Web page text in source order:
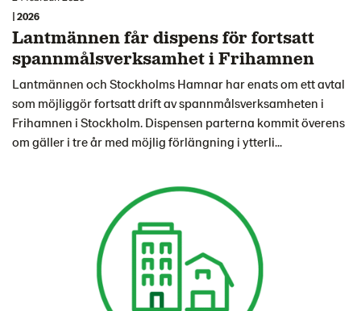
| 2026
Lantmännen får dispens för fortsatt
spannmålsverksamhet i Frihamnen
Lantmännen och Stockholms Hamnar har enats om ett avtal
som möjliggör fortsatt drift av spannmålsverksamheten i
Frihamnen i Stockholm. Dispensen parterna kommit överens
om gäller i tre år med möjlig förlängning i ytterli...